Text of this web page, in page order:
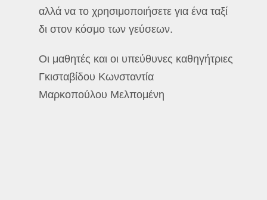
αλλά να το χρησιμοποιήσετε για ένα ταξί
δι στον κόσμο των γεύσεων.
Οι μαθητές και οι υπεύθυνες καθηγήτριες
Γκισταβίδου Κωνσταντία
Μαρκοπούλου Μελπομένη